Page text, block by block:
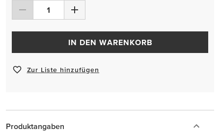
IN DEN WARENKORB
Zur Liste hinzufügen
Produktangaben